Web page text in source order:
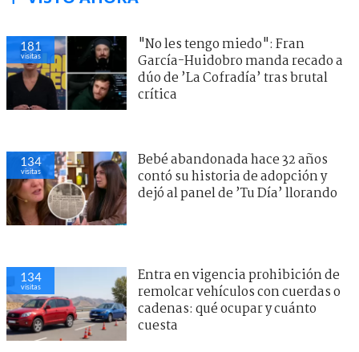
181
visitas
"No les tengo miedo": Fran
García-Huidobro manda recado a
dúo de ’La Cofradía’ tras brutal
crítica
134
visitas
Bebé abandonada hace 32 años
contó su historia de adopción y
dejó al panel de ’Tu Día’ llorando
134
visitas
Entra en vigencia prohibición de
remolcar vehículos con cuerdas o
cadenas: qué ocupar y cuánto
cuesta